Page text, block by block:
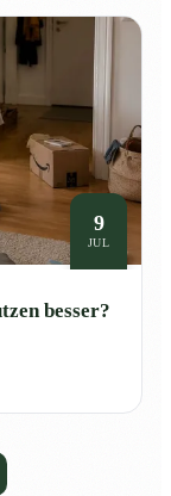
9
JUL
besser?